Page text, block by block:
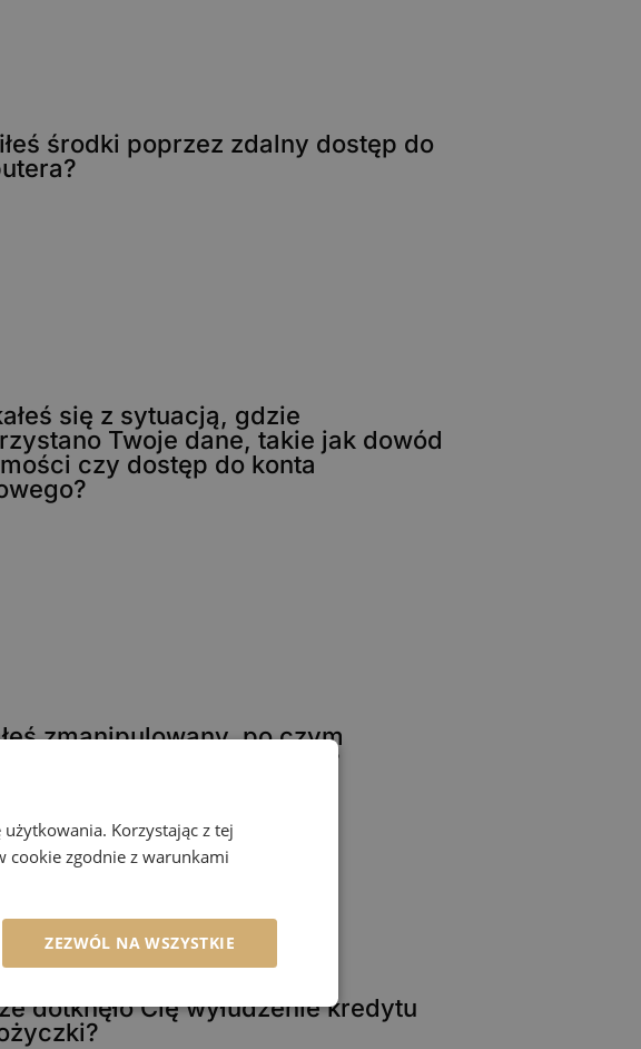
środki poprzez zdalny dostęp do
się z sytuacją, gdzie
Twoje dane, takie jak dowód
czy dostęp do konta
zmanipulowany, po czym
oszustowi pieniądze?
dotknęło Cię wyłudzenie kredytu
Korzystając z tej
cookie zgodnie z warunkami
ZEZWÓL NA WSZYSTKIE